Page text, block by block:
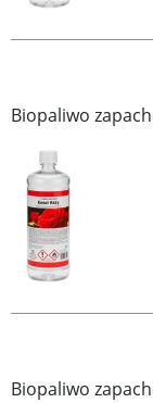
Biopaliwo
Biopaliwo